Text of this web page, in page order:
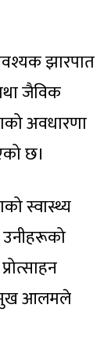
झारपात
जैविक
अवधारणा
छ।
स्वास्थ्य
उनीहरूको
आलमले